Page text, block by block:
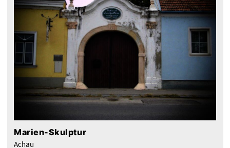
Marien-Skulptur
Achau